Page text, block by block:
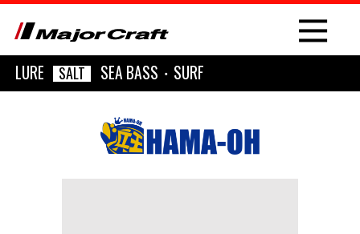
NEW
LURE SALT SEA BASS・SURF